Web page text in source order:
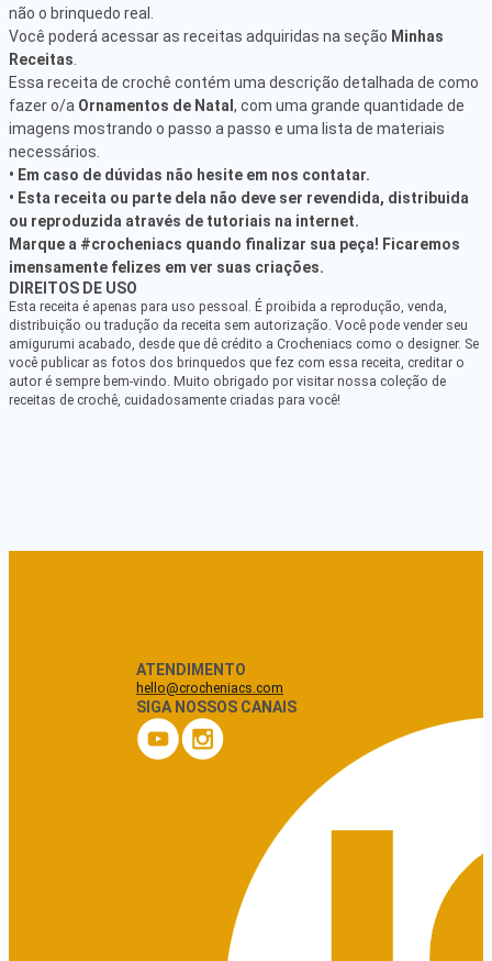
não o brinquedo real.
Você poderá acessar as receitas adquiridas na seção Minhas
Receitas
Essa receita de crochê contém uma descrição detalhada de como
fazer o/a Ornamentos de Natal , com uma grande quantidade de
imagens mostrando o passo a passo e uma lista de materiais
necessários.
• Em caso de dúvidas não hesite em nos contatar.
• Esta receita ou parte dela não deve ser revendida, distribuida
ou reproduzida através de tutoriais na internet.
Marque a #crocheniacs quando finalizar sua peça! Ficaremos
imensamente felizes em ver suas criações.
DIREITOS DE USO
Esta receita é apenas para uso pessoal. É proibida a reprodução, venda,
distribuição ou tradução da receita sem autorização. Você pode vender seu
amigurumi acabado, desde que dê crédito a Crocheniacs como o designer. Se
você publicar as fotos dos brinquedos que fez com essa receita, creditar o
autor é sempre bem-vindo. Muito obrigado por visitar nossa coleção de
receitas de crochê, cuidadosamente criadas para você!
ATENDIMENTO
hello@crocheniacs.com
SIGA NOSSOS CANAIS